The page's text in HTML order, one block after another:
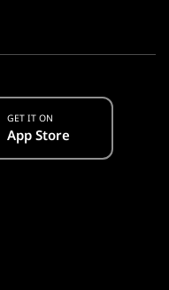
GET IT ON
App Store